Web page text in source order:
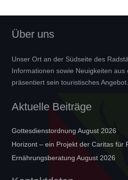
Über uns
Unser Ort an der Südseite des
Informationen sowie Neuigkeiten
präsentiert sein touristisches Angebot.
Aktuelle Beiträge
Gottesdienstordnung August 2026
Horizont – ein Projekt der Caritas für
Ernährungsberatung August 2026